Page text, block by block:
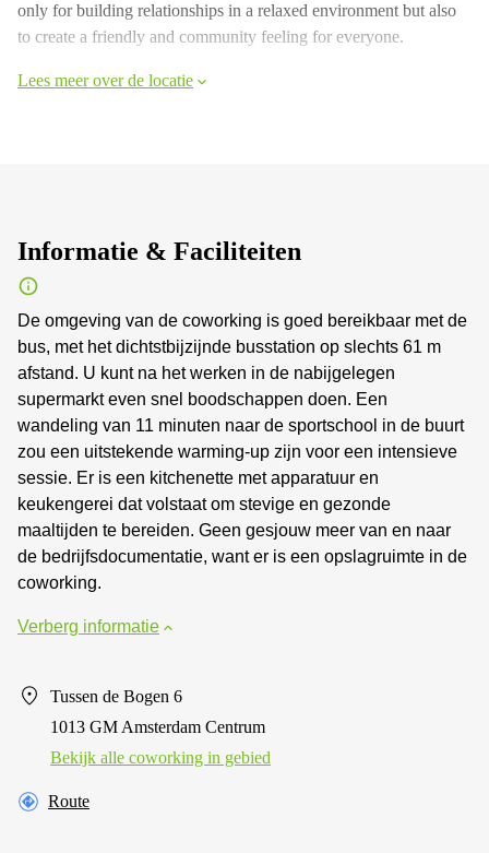
only for building relationships in a relaxed environment but also
to create a friendly and community feeling for everyone.
Lees meer over de locatie
Informatie & Faciliteiten
De omgeving van de coworking is goed bereikbaar met de
bus, met het dichtstbijzijnde busstation op slechts 61 m
afstand. U kunt na het werken in de nabijgelegen
supermarkt even snel boodschappen doen. Een
wandeling van 11 minuten naar de sportschool in de buurt
zou een uitstekende warming-up zijn voor een intensieve
sessie. Er is een kitchenette met apparatuur en
keukengerei dat volstaat om stevige en gezonde
maaltijden te bereiden. Geen gesjouw meer van en naar
de bedrijfsdocumentatie, want er is een opslagruimte in de
coworking.
Verberg informatie
Tussen de Bogen 6
1013 GM Amsterdam Centrum
Bekijk alle сoworking in gebied
Route